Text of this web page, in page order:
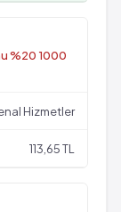
%20 1000
Hizmetler
113,65 TL